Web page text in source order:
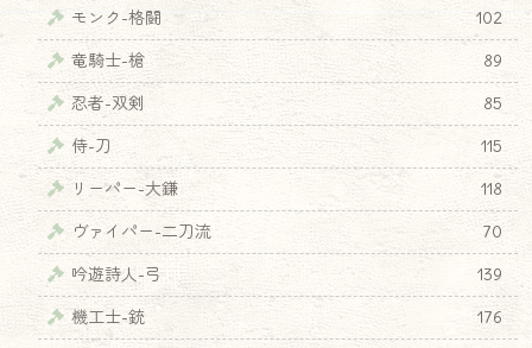
モンク-格闘
102
竜騎士-槍
89
忍者-双剣
85
侍-刀
115
リーパー-大鎌
118
ヴァイパー-二刀流
70
吟遊詩人-弓
139
機工士-銃
176